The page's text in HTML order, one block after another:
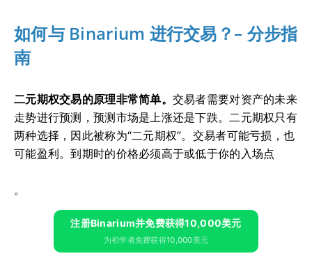
如何与 Binarium 进行交易？– 分步指
南
二元期权交易的原理非常简单。 交易者需要对资产的未来
走势进行预测，预测市场是上涨还是下跌。二元期权只有
两种选择，因此被称为“二元期权”。交易者可能亏损，也
可能盈利。到期时的价格必须高于或低于你的入场点
。
注册Binarium并免费获得10,000美元
为初学者免费获得10,000美元